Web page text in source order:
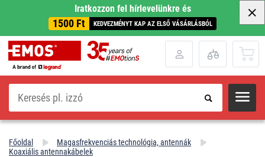
Iratkozzon fel hírlevelünkre és
1500 Ft KEDVEZMÉNYT KAP AZ ELSŐ VÁSÁRLÁSBÓL
Keresés
Főoldal
Magasfrekvenciás technológia, antennák
Koaxiális antennakábelek